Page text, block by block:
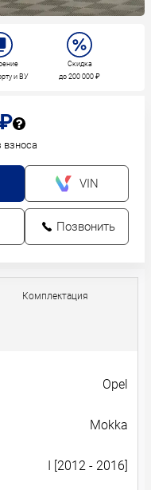
взноса
VIN
Позвонить
и ВУ
Скидка
до 200 000 ₽
Комплектация
Opel
Mokka
I [2012 - 2016]